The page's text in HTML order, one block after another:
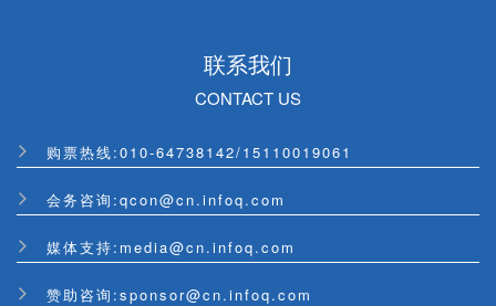
联系我们
CONTACT US
购票热线:010-64738142/15110019061
会务咨询:qcon@cn.infoq.com
媒体支持:media@cn.infoq.com
赞助咨询:sponsor@cn.infoq.com